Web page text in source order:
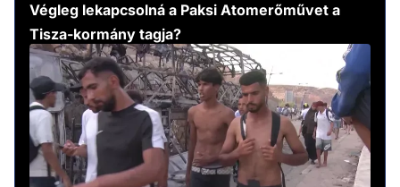
Végleg lekapcsolná a Paksi Atomerőművet a
Tisza-kormány tagja?